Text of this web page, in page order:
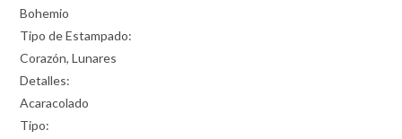
Bohemio
Tipo de Estampado:
Corazón, Lunares
Detalles:
Acaracolado
Tipo: